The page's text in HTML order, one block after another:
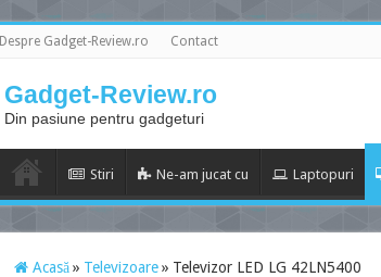
Despre Gadget-Review.ro Contact
Gadget-Review.ro
Din pasiune pentru gadgeturi
Stiri Ne-am jucat cu Laptopuri
Acasă » Televizoare » Televizor LED LG 42LN5400